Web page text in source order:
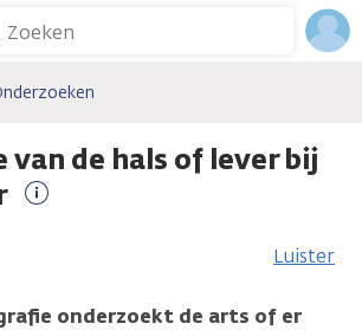
Zoeken
van de hals of lever bij
Luister
onderzoekt de arts of er